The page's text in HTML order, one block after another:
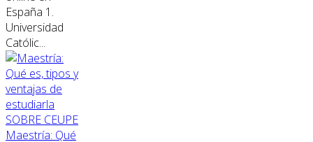
España 1.
Universidad
Católic...
SOBRE CEUPE
Maestría: Qué